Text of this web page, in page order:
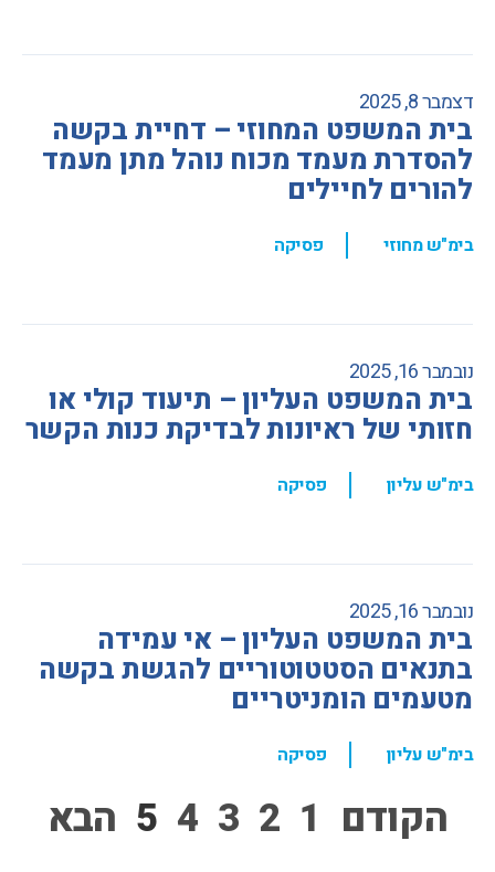
דצמבר 8, 2025
בית המשפט המחוזי – דחיית בקשה
להסדרת מעמד מכוח נוהל מתן מעמד
להורים לחיילים
בימ"ש מחוזי , פסיקה
נובמבר 16, 2025
בית המשפט העליון – תיעוד קולי או
חזותי של ראיונות לבדיקת כנות הקשר
בימ"ש עליון , פסיקה
נובמבר 16, 2025
בית המשפט העליון – אי עמידה
בתנאים הסטטוטוריים להגשת בקשה
מטעמים הומניטריים
בימ"ש עליון , פסיקה
הקודם 1
2
3
4
5 הבא